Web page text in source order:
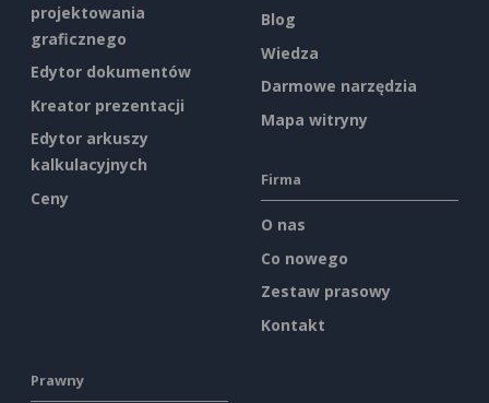
projektowania
graficznego
Edytor dokumentów
Kreator prezentacji
Edytor arkuszy
kalkulacyjnych
Ceny
Blog
Wiedza
Darmowe narzędzia
Mapa witryny
Firma
O nas
Co nowego
Zestaw prasowy
Kontakt
Prawny